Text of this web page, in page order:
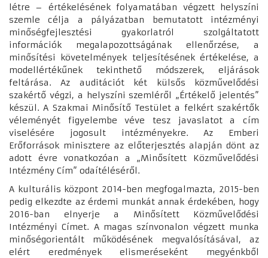
létre – értékelésének folyamatában végzett helyszíni
szemle célja a pályázatban bemutatott intézményi
minőségfejlesztési gyakorlatról szolgáltatott
információk megalapozottságának ellenőrzése, a
minősítési követelmények teljesítésének értékelése, a
modellértékűnek tekinthető módszerek, eljárások
feltárása. Az auditációt két külsős közművelődési
szakértő végzi, a helyszíni szemléről „Értékelő jelentés”
készül. A Szakmai Minősítő Testület a felkért szakértők
véleményét figyelembe véve tesz javaslatot a cím
viselésére jogosult intézményekre. Az Emberi
Erőforrások minisztere az előterjesztés alapján dönt az
adott évre vonatkozóan a „Minősített Közművelődési
Intézmény Cím” odaítéléséről.
A kulturális központ 2014-ben megfogalmazta, 2015-ben
pedig elkezdte az érdemi munkát annak érdekében, hogy
2016-ban elnyerje a Minősített Közművelődési
Intézményi Címet. A magas színvonalon végzett munka
minőségorientált működésének megvalósításával, az
elért eredmények elismeréseként megyénkből